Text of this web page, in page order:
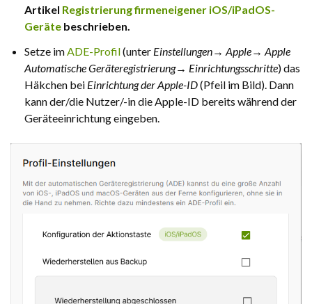
Artikel Registrierung firmeneigener iOS/iPadOS-
Geräte beschrieben.
Setze imADE-Profil(unter Einstellungen→ Apple→ Apple
Automatische Geräteregistrierung→ Einrichtungsschritte) das
Häkchen bei Einrichtung der Apple-ID(Pfeil im Bild). Dann
kann der/die Nutzer/-in die Apple-ID bereits während der
Geräteeinrichtung eingeben.